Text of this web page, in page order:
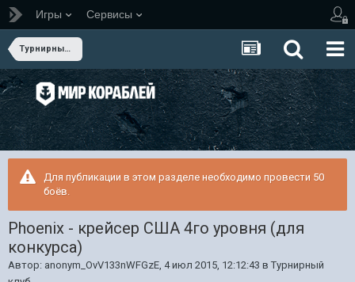
Игры Сервисы
Турнирный клуб
Для публикации в этом разделе необходимо провести 50
боёв.
Phoenix - крейсер США 4го уровня (для
конкурса)
Автор: anonym_OvV133nWFGzE, 4 июл 2015, 12:12:43 в Турнирный